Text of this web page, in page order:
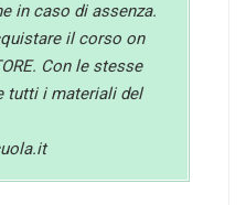
in caso di assenza.
il corso on
Con le stesse
tutti i materiali del